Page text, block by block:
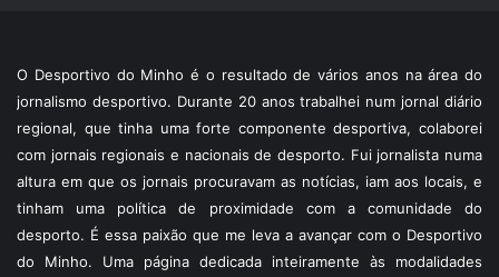
O Desportivo do Minho é o resultado de vários anos na área do
jornalismo desportivo. Durante 20 anos trabalhei num jornal diário
regional, que tinha uma forte componente desportiva, colaborei
com jornais regionais e nacionais de desporto. Fui jornalista numa
altura em que os jornais procuravam as notícias, iam aos locais, e
tinham uma política de proximidade com a comunidade do
desporto. É essa paixão que me leva a avançar com o Desportivo
do Minho. Uma página dedicada inteiramente às modalidades